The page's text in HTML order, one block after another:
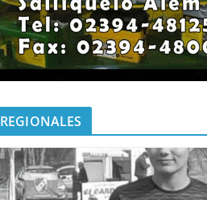
REGIONALES